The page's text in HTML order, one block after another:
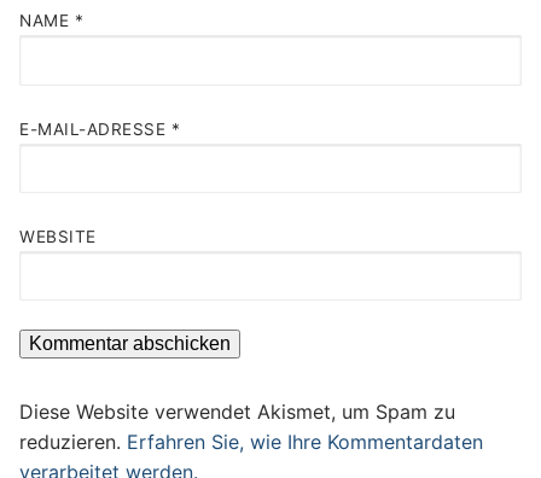
NAME *
E-MAIL-ADRESSE *
WEBSITE
Diese Website verwendet Akismet, um Spam zu
reduzieren. Erfahren Sie, wie Ihre Kommentardaten
verarbeitet werden.